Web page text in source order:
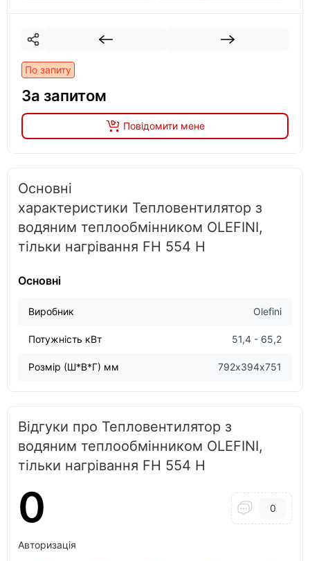
По запиту
За запитом
Повідомити мене
Основні
характеристики Тепловентилятор з
водяним теплообмінником OLEFINI,
тільки нагрівання FH 554 H
Основні
Виробник Olefini
Потужність кВт 51,4 - 65,2
Розмір (Ш*В*Г) мм 792х394х751
Відгуки про Тепловентилятор з
водяним теплообмінником OLEFINI,
тільки нагрівання FH 554 H
0 0
Авторизація